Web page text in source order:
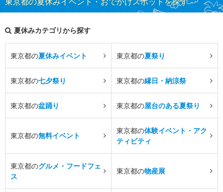
夏休みカテゴリから探す
東京都の夏休みイベント 東京都の夏祭り
東京都の七夕祭り 東京都の縁日・納涼祭
東京都の盆踊り 東京都の屋台のある夏祭り
東京都の無料イベント
東京都の体験イベント・アク
ティビティ
東京都のグルメ・フードフェ
ス
東京都の物産展